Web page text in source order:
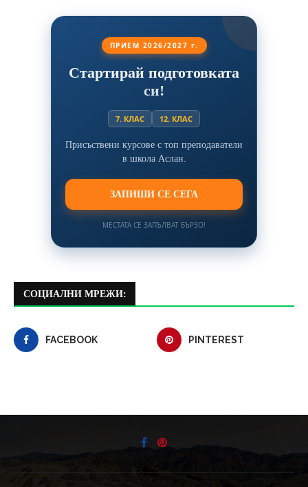
ПРИЕМ 2026/2027 г.
Стартирай подготовката
си!
7. КЛАС 12. КЛАС
Присъствени курсове с топ преподаватели
в школа Аслан.
ЗАПИШИ СЕ СЕГА
МЕСТАТА СЕ ЗАПЪЛВАТ БЪРЗО!
СОЦИАЛНИ МРЕЖИ:
FACEBOOK PINTEREST